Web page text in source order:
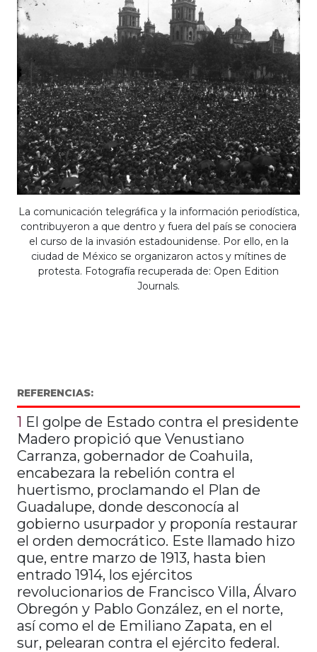
La comunicación telegráfica y la información periodística,
contribuyeron a que dentro y fuera del país se conociera
el curso de la invasión estadounidense. Por ello, en la
ciudad de México se organizaron actos y mítines de
protesta. Fotografía recuperada de: Open Edition
Journals.
REFERENCIAS:
1 El golpe de Estado contra el presidente
Madero propició que Venustiano
Carranza, gobernador de Coahuila,
encabezara la rebelión contra el
huertismo, proclamando el Plan de
Guadalupe, donde desconocía al
gobierno usurpador y proponía restaurar
el orden democrático. Este llamado hizo
que, entre marzo de 1913, hasta bien
entrado 1914, los ejércitos
revolucionarios de Francisco Villa, Álvaro
Obregón y Pablo González, en el norte,
así como el de Emiliano Zapata, en el
sur, pelearan contra el ejército federal.